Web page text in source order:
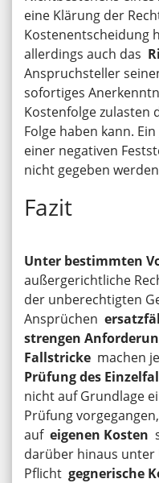
eine Klärung der
Kostenentscheidung
allerdings auch das
Anspruchsteller
sofortiges
Kostenfolge zulasten
Folge haben kann.
einer negativen
nicht gegeben
Fazit
Unter bestimmten
außergerichtliche
der unberechtigten
Ansprüchen
strengen
Fallstricke machen
Prüfung des
nicht auf Grundlage
Prüfung
auf eigenen Kosten
darüber hinaus unter
Pflicht gegnerische